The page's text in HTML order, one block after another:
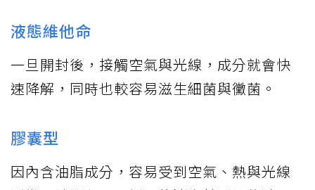
液態維他命
一旦開封後，接觸空氣與光線，成分就會快
速降解，同時也較容易滋生細菌與黴菌。
膠囊型
因內含油脂成分，容易受到空氣、熱與光線